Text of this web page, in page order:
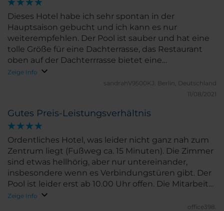
Dieses Hotel habe ich sehr spontan in der
Hauptsaison gebucht und ich kann es nur
weiterempfehlen. Der Pool ist sauber und hat eine
tolle Größe für eine Dachterrasse, das Restaurant
oben auf der Dachterrrasse bietet eine
wunderschöne Aussicht auf Nizza und ist hübsch
gestaltet. Aber jetzt zum wichtigsten: die Zimmer
bieten viel Platz und sind sauber, die Mitarbeiter
sehr hilfsbereit. Egal, ob beim Frühstück oder
abends auf der Dachterrasse, wir sind schnell ins
Gespräch gekommen und wurden immer mit
einem Lächeln und viel Respekt von den
Servicekräften behandelt. Englisch konnten auch
alle perfekt sprechen. Das Buffet bietet genug
Auswahl, doch gibt es hier einen Punkt Abzug. Für
vegetarier gibts es wenig GESUNDE Auswahl, klar
viel Gebäck und Obst ist vorhanden auch Sojamilch,
Zeige Info
sandrahV9500KJ. Berlin, Deutschland
11/08/2021
Gutes Preis-Leistungsverhältnis
Ordentliches Hotel, was leider nicht ganz nah zum
Zentrum liegt (Fußweg ca. 15 Minuten). Die Zimmer
sind etwas hellhörig, aber nur untereinander,
insbesondere wenn es Verbindungstüren gibt. Der
Pool ist leider erst ab 10.00 Uhr offen. Die Mitarbeiter
wie auch der Chef waren sehr freundlich und
Zeige Info
office398.